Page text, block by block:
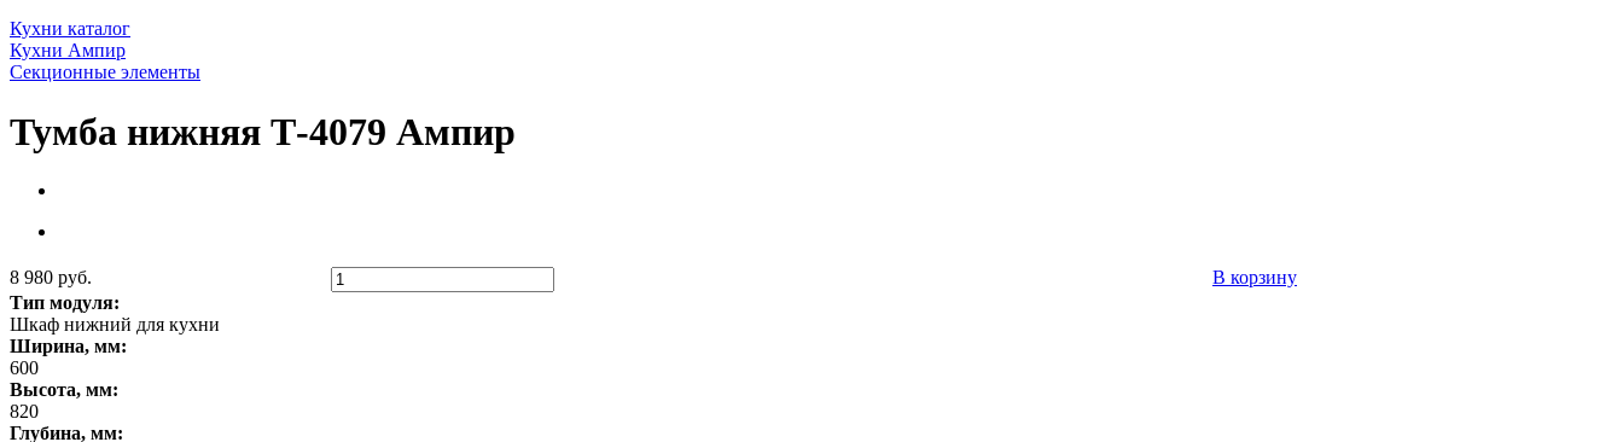
Кухни каталог
Кухни Ампир
Секционные элементы
Тумба нижняя Т-4079 Ампир
8 980 руб.
В корзину
Тип модуля:
Шкаф нижний для кухни
Ширина, мм:
600
Высота, мм:
820
Глубина, мм: